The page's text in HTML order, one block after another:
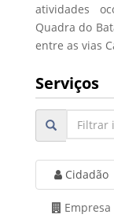
atividades
Quadra do
entre as vias
Serviços
Cidadão
Empresa